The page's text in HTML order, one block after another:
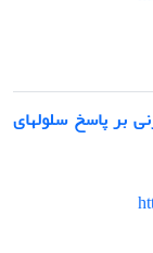
بررسی محاسباتی اثر ضخامت و سختی بسترکلاژنی بر پاسخ سلول‎های